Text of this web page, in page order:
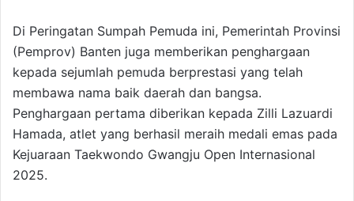
Di Peringatan Sumpah Pemuda ini, Pemerintah Provinsi
(Pemprov) Banten juga memberikan penghargaan
kepada sejumlah pemuda berprestasi yang telah
membawa nama baik daerah dan bangsa.
Penghargaan pertama diberikan kepada Zilli Lazuardi
Hamada, atlet yang berhasil meraih medali emas pada
Kejuaraan Taekwondo Gwangju Open Internasional
2025.